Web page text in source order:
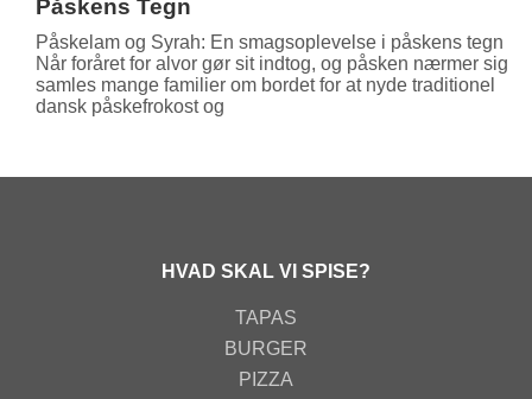
Påskens Tegn
Påskelam og Syrah: En smagsoplevelse i påskens tegn
Når foråret for alvor gør sit indtog, og påsken nærmer sig,
samles mange familier om bordet for at nyde traditionel
dansk påskefrokost og
HVAD SKAL VI SPISE?
TAPAS
BURGER
PIZZA